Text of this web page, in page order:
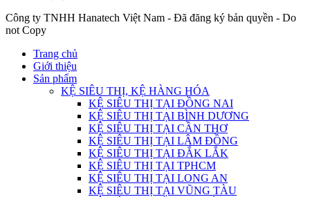
Công ty TNHH Hanatech Việt Nam - Đã đăng ký bản quyền - Do
not Copy
Trang chủ
Giới thiệu
Sản phẩm
KỆ SIÊU THỊ, KỆ HÀNG HÓA
KỆ SIÊU THỊ TẠI ĐỒNG NAI
KỆ SIÊU THỊ TẠI BÌNH DƯƠNG
KỆ SIÊU THỊ TẠI CẦN THƠ
KỆ SIÊU THỊ TẠI LÂM ĐỒNG
KỆ SIÊU THỊ TẠI ĐẮK LẮK
KỆ SIÊU THỊ TẠI TPHCM
KỆ SIÊU THỊ TẠI LONG AN
KỆ SIÊU THỊ TẠI VŨNG TÀU